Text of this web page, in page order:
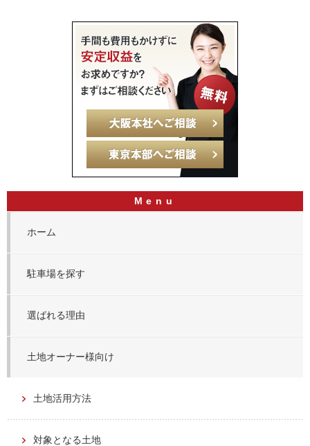
ホーム
駐車場を探す
選ばれる理由
土地オーナー様向け
土地活用方法
対象となる土地